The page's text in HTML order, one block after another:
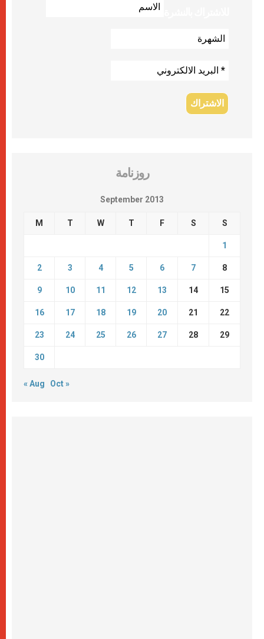
روزنامة
September 2013
M T W T F S S
1
2 3 4 5 6 7 8
9 10 11 12 13 14 15
16 17 18 19 20 21 22
23 24 25 26 27 28 29
30
« Aug Oct »